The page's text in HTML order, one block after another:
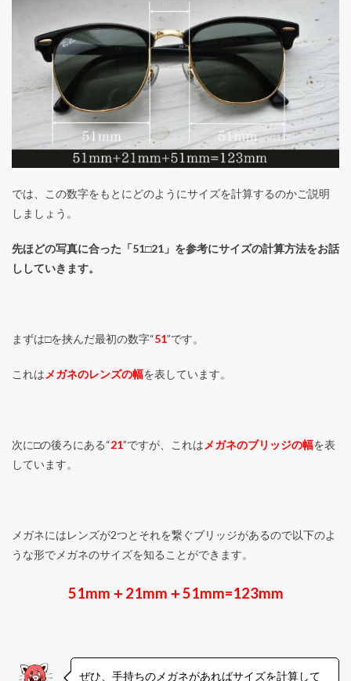
では、この数字をもとにどのようにサイズを計算するのかご説明
しましょう。
先ほどの写真に合った「51□21」を参考にサイズの計算方法をお話
ししていきます。
まずは□を挟んだ最初の数字“51”です。
これは メガネのレンズの幅を表しています。
次に□の後ろにある“21”ですが、これは メガネのブリッジの幅を表
しています。
メガネにはレンズが2つとそれを繋ぐブリッジがあるので以下のよ
うな形でメガネのサイズを知ることができます。
51mm＋21mm＋51mm=123mm
ぜひ、手持ちのメガネがあればサイズを計算して